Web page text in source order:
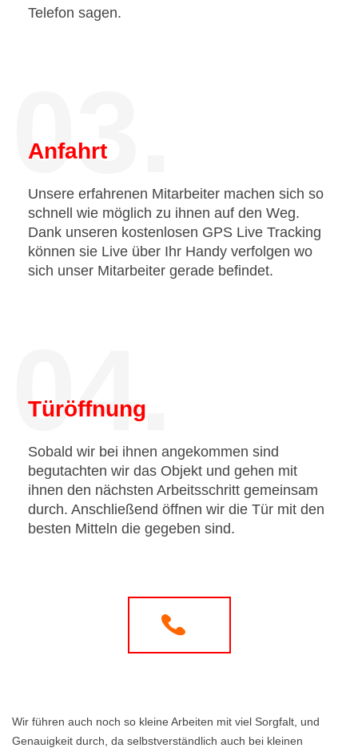
Telefon sagen.
03.
Anfahrt
Unsere erfahrenen Mitarbeiter machen sich so
schnell wie möglich zu ihnen auf den Weg.
Dank unseren kostenlosen GPS Live Tracking
können sie Live über Ihr Handy verfolgen wo
sich unser Mitarbeiter gerade befindet.
04.
Türöffnung
Sobald wir bei ihnen angekommen sind
begutachten wir das Objekt und gehen mit
ihnen den nächsten Arbeitsschritt gemeinsam
durch. Anschließend öffnen wir die Tür mit den
besten Mitteln die gegeben sind.
Wir führen auch noch so kleine Arbeiten mit viel Sorgfalt, und
Genauigkeit durch, da selbstverständlich auch bei kleinen